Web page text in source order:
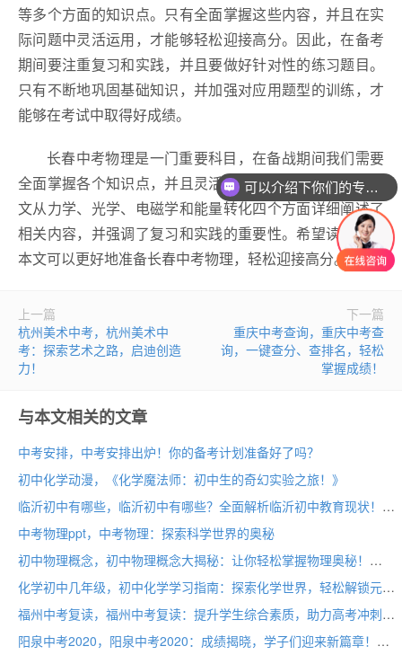
等多个方面的知识点。只有全面掌握这些内容，并且在实
际问题中灵活运用，才能够轻松迎接高分。因此，在备考
期间要注重复习和实践，并且要做好针对性的练习题目。
只有不断地巩固基础知识，并加强对应用题型的训练，才
能够在考试中取得好成绩。
长春中考物理是一门重要科目，在备战期间我们需要
全面掌握各个知识点，并且灵活运用于实际问题求解。本
文从力学、光学、电磁学和能量转化四个方面详细阐述了
相关内容，并强调了复习和实践的重要性。希望读者通过
本文可以更好地准备长春中考物理，轻松迎接高分。
上一篇
杭州美术中考，杭州美术中
考：探索艺术之路，启迪创造
力！
下一篇
重庆中考查询，重庆中考查
询，一键查分、查排名，轻松
掌握成绩！
与本文相关的文章
中考安排，中考安排出炉！你的备考计划准备好了吗？
初中化学动漫，《化学魔法师：初中生的奇幻实验之旅！》
临沂初中有哪些，临沂初中有哪些？全面解析临沂初中教育现状！
中考物理ppt，中考物理：探索科学世界的奥秘
初中物理概念，初中物理概念大揭秘：让你轻松掌握物理奥秘！
化学初中几年级，初中化学学习指南：探索化学世界，轻松解锁元素周期表
福州中考复读，福州中考复读：提升学生综合素质，助力高考冲刺！
阳泉中考2020，阳泉中考2020：成绩揭晓，学子们迎来新篇章！
可以介绍下你们的专业吗？